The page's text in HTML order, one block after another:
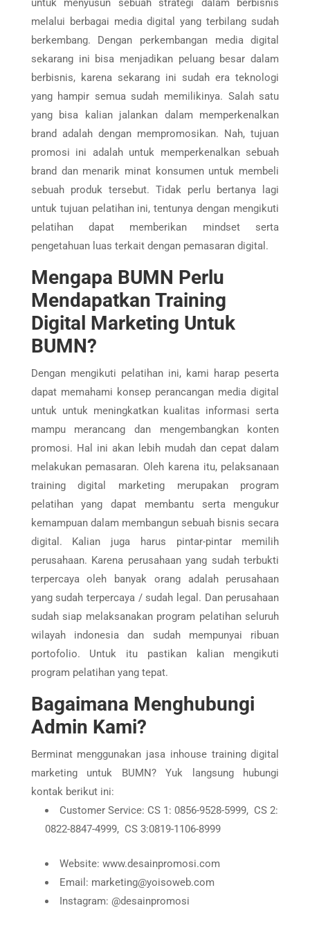
untuk menyusun sebuah strategi dalam berbisnis
melalui berbagai media digital yang terbilang sudah
berkembang. Dengan perkembangan media digital
sekarang ini bisa menjadikan peluang besar dalam
berbisnis, karena sekarang ini sudah era teknologi
yang hampir semua sudah memilikinya. Salah satu
yang bisa kalian jalankan dalam memperkenalkan
brand adalah dengan mempromosikan. Nah, tujuan
promosi ini adalah untuk memperkenalkan sebuah
brand dan menarik minat konsumen untuk membeli
sebuah produk tersebut. Tidak perlu bertanya lagi
untuk tujuan pelatihan ini, tentunya dengan mengikuti
pelatihan dapat memberikan mindset serta
pengetahuan luas terkait dengan pemasaran digital.
Mengapa BUMN Perlu
Mendapatkan Training
Digital Marketing Untuk
BUMN?
Dengan mengikuti pelatihan ini, kami harap peserta
dapat memahami konsep perancangan media digital
untuk untuk meningkatkan kualitas informasi serta
mampu merancang dan mengembangkan konten
promosi. Hal ini akan lebih mudah dan cepat dalam
melakukan pemasaran. Oleh karena itu, pelaksanaan
training digital marketing merupakan program
pelatihan yang dapat membantu serta mengukur
kemampuan dalam membangun sebuah bisnis secara
digital. Kalian juga harus pintar-pintar memilih
perusahaan. Karena perusahaan yang sudah terbukti
terpercaya oleh banyak orang adalah perusahaan
yang sudah terpercaya / sudah legal. Dan perusahaan
sudah siap melaksanakan program pelatihan seluruh
wilayah indonesia dan sudah mempunyai ribuan
portofolio. Untuk itu pastikan kalian mengikuti
program pelatihan yang tepat.
Bagaimana Menghubungi
Admin Kami?
Berminat menggunakan jasa inhouse training digital
marketing untuk BUMN? Yuk langsung hubungi
kontak berikut ini:
Customer Service: CS 1: 0856-9528-5999, CS 2:
0822-8847-4999, CS 3:0819-1106-8999
Website: www.desainpromosi.com
Email: marketing@yoisoweb.com
Instagram: @desainpromosi